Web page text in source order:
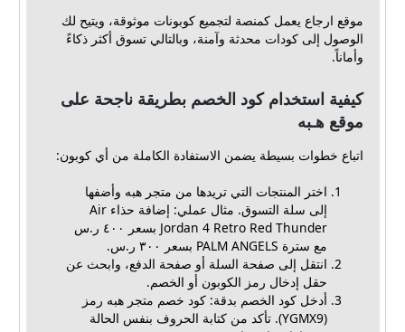
موقع ارجاع يعمل كمنصة لتجميع كوبونات موثوقة، ويتيح لك
الوصول إلى كودات محدثة وآمنة، وبالتالي تسوق أكثر ذكاءً
وأماناً.
كيفية استخدام كود الخصم بطريقة ناجحة على
موقع هـبه
اتباع خطوات بسيطة يضمن الاستفادة الكاملة من أي كوبون:
اختر المنتجات التي تريدها من متجر هبه وأضفها
إلى سلة التسوق. مثال عملي: إضافة حذاء Air
Jordan 4 Retro Red Thunder بسعر ٤٠٠ ر.س
مع سترة PALM ANGELS بسعر ٣٠٠ ر.س.
انتقل إلى صفحة السلة أو صفحة الدفع، وابحث عن
حقل إدخال رمز الكوبون أو الخصم.
أدخل كود الخصم بدقة: كود خصم متجر هبه رمز
(YGMX9). تأكد من كتابة الحروف بنفس الحالة